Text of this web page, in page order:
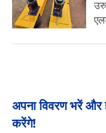
अपना विवरण भरें
करेंगे!